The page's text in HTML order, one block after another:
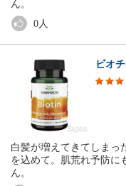
ん。
0人
ビオ
白髪が増えてきてしまっ
を込めて。肌荒れ予防に
ん。